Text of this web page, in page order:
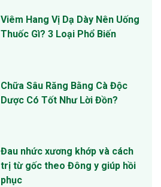
Viêm Hang Vị Dạ Dày Nên Uống
Thuốc Gì? 3 Loại Phổ Biến
Chữa Sâu Răng Bằng Cà Độc
Dược Có Tốt Như Lời Đồn?
Đau nhức xương khớp và cách
trị từ gốc theo Đông y giúp hồi
phục